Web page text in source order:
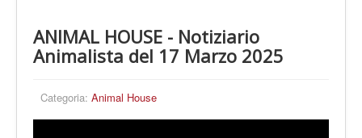
CHI SIAMO
IL FONDATORE
PROGRAMMI
PALINSESTO
ANIMAL HOUSE - Notiziario
Animalista del 17 Marzo 2025
Categoria: Animal House